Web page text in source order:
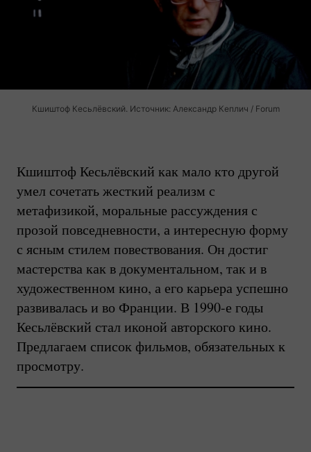
Кшиштоф Кесьлёвский. Источник: Александр Кеплич / Forum
Кшиштоф Кесьлёвский как мало кто другой
умел сочетать жесткий реализм с
метафизикой, моральные рассуждения с
прозой повседневности, а интересную форму
с ясным стилем повествования. Он достиг
мастерства как в документальном, так и в
художественном кино, а его карьера успешно
развивалась и во Франции. В 1990-е годы
Кесьлёвский стал иконой авторского кино.
Предлагаем список фильмов, обязательных к
просмотру.